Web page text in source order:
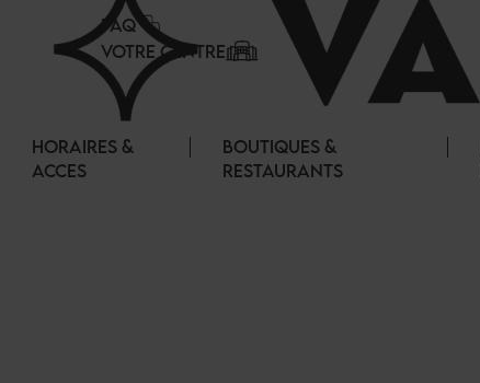
FAQ
VOTRE CENTRE
HORAIRES &
ACCES
BOUTIQUES &
RESTAURANTS
Panneau de gestion des cookies